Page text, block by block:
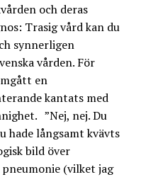
och deras
Trasig vård kan du
synnerligen
vården. För
en
kantats med
”Nej, nej. Du
hade långsamt kvävts
bild över
(vilket jag